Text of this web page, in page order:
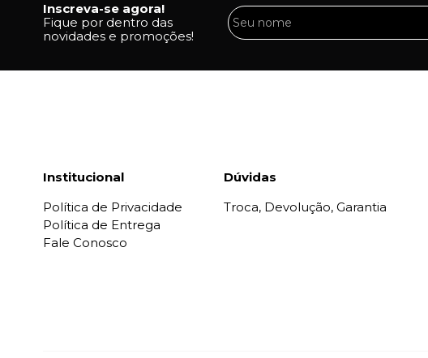
Inscreva-se agora!
Fique por dentro das
novidades e promoções!
Institucional
Política de Privacidade
Política de Entrega
Fale Conosco
Dúvidas
Troca, Devolução, Garantia